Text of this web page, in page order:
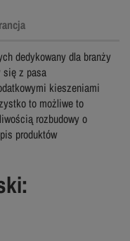
dedykowany dla branży
się z pasa
kieszeniami
to możliwe to
rozbudowy o
produktów